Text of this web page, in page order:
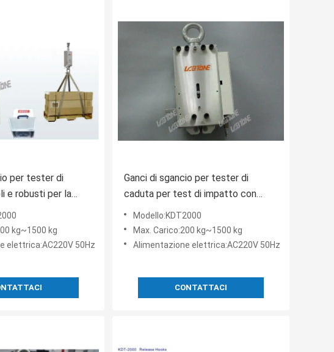
per tester di
e robusti per la
distribuzione di
dimensioni
kg~1500 kg
elettrica:AC220V 50Hz
Ganci di sgancio per tester di
caduta per test di impatto con
carichi pesanti di grandi dimensioni
con struttura in alluminio ad alta
resistenza e design con bloccaggio
Modello:KDT2000
Max. Carico:200 kg~1500 kg
Alimentazione elettrica:AC220V 50Hz
CONTATTACI